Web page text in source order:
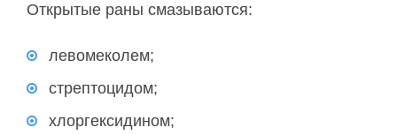
Открытые раны смазываются:
левомеколем;
стрептоцидом;
хлоргексидином;